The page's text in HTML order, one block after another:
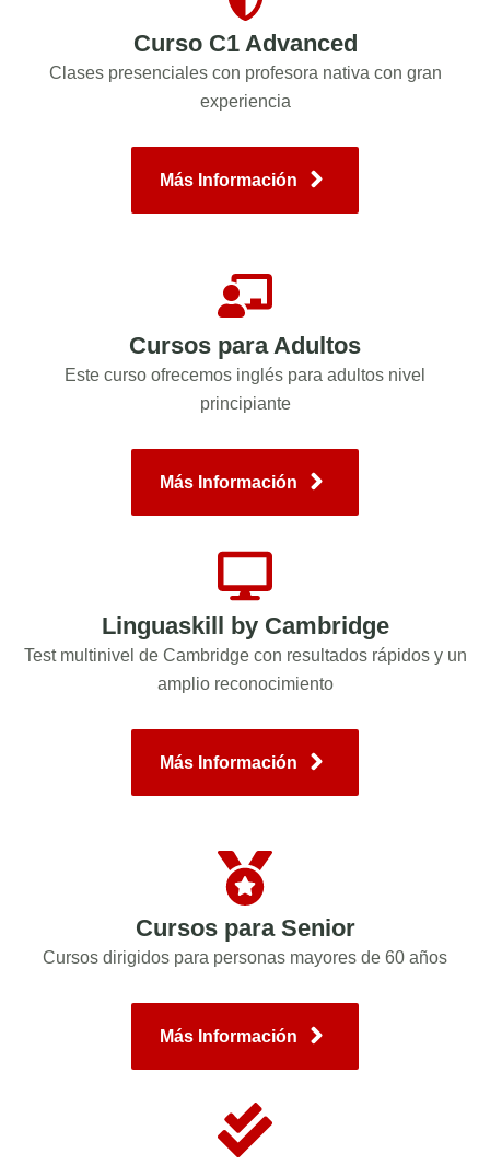
Curso C1 Advanced
Clases presenciales con profesora nativa con gran
experiencia
Más Información
Cursos para Adultos
Este curso ofrecemos inglés para adultos nivel
principiante
Más Información
Linguaskill by Cambridge
Test multinivel de Cambridge con resultados rápidos y un
amplio reconocimiento
Más Información
Cursos para Senior
Cursos dirigidos para personas mayores de 60 años
Más Información